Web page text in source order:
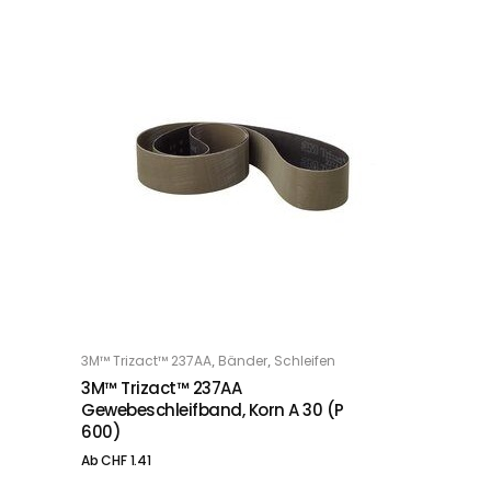
OPTIONS
3M™ Trizact™ 237AA, Bänder, Schleifen
3M™ Trizact™ 237AA
Gewebeschleifband, Korn A 30 (P
600)
AbCHF1.41